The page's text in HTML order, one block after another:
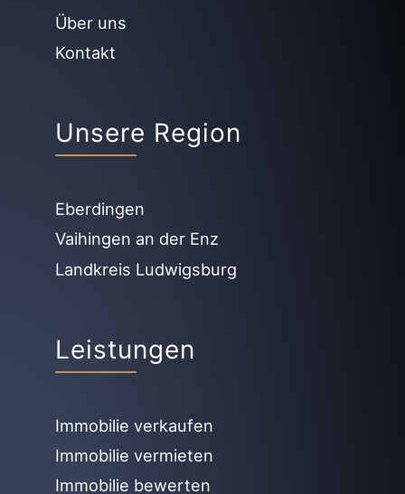
Leistungen
Immobilie verkaufen
Immobilie vermieten
Immobilie bewerten
Unsere Region
Eberdingen
Vaihingen an der Enz
Landkreis Ludwigsburg
Über uns
Kontakt